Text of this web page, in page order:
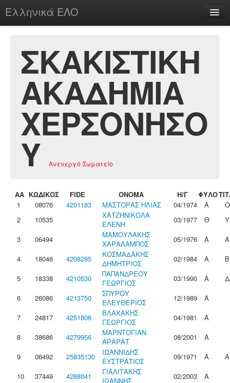
Ελληνικά ΕΛΟ
chesstu.be @ discord
Login
ΣΚΑΚΙΣΤΙΚΗ
ΑΚΑΔΗΜΙΑ
ΧΕΡΣΟΝΗΣΟ
Υ Ανενεργό Σωματείο
ΑΑ ΚΩΔΙΚΟΣ FIDE ΟΝΟΜΑ Η/Γ ΦΥΛΟ
1
08076 4201183 ΜΑΣΤΟΡΑΣ ΗΛΙΑΣ 04/1974 Α
2
10535
ΧΑΤΖΗΝΙΚΟΛΑ
ΕΛΕΝΗ
03/1977 Θ
3
06494
ΜΑΜΟΥΛΑΚΗΣ
ΧΑΡΑΛΑΜΠΟΣ
05/1976 Α
4
18046 4208285
ΚΟΣΜΑΔΑΚΗΣ
ΔΗΜΗΤΡΙΟΣ
02/1984 Α
5
18338 4210530
ΠΑΠΑΝΔΡΕΟΥ
ΓΕΩΡΓΙΟΣ
03/1990 Α
6
26086 4213750
ΣΠΥΡΟΥ
ΕΛΕΥΘΕΡΙΟΣ
12/1989
Α
7
24817 4251806
ΒΛΑΧΑΚΗΣ
ΓΕΩΡΓΙΟΣ
04/1981
Α
8
38686 4279956
ΜΑΡΝΤΟΓΙΑΝ
ΑΡΑΡΑΤ
08/2001
Α
9
06492 25835130
ΙΩΑΝΝΙΔΗΣ
ΕΥΣΤΡΑΤΙΟΣ
09/1971 Α
10
37449 4288041
ΓΙΑΛΙΤΑΚΗΣ
ΙΩΑΝΝΗΣ
02/2003
Α